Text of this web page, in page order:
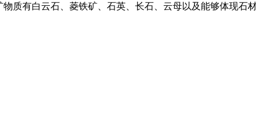
质有白云石、菱铁矿、石英、长石、云母以及能够体现石